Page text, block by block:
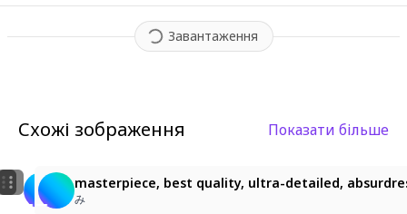
Завантаження
Схожі зображення Показати більше
み蝴蝶喵
masterpiece, best quality, ultra-detailed,
み